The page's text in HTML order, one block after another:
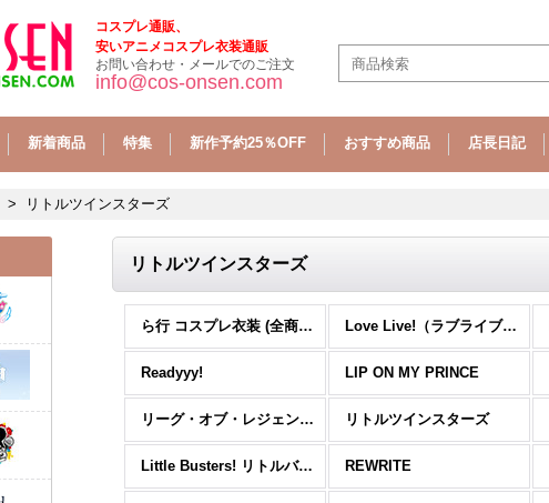
コスプレ通販、
安いアニメコスプレ衣装通販
お問い合わせ・メールでのご注文
info@cos-onsen.com
新着商品 特集 新作予約25％OFF おすすめ商品 店長日記
> リトルツインスターズ
リトルツインスターズ
ら行 コスプレ衣装 (全商品) Love Live!（ラブライブ）
Readyyy! LIP ON MY PRINCE
リーグ・オブ・レジェンド リトルツインスターズ
Little Busters! リトルバスターズ! REWRITE